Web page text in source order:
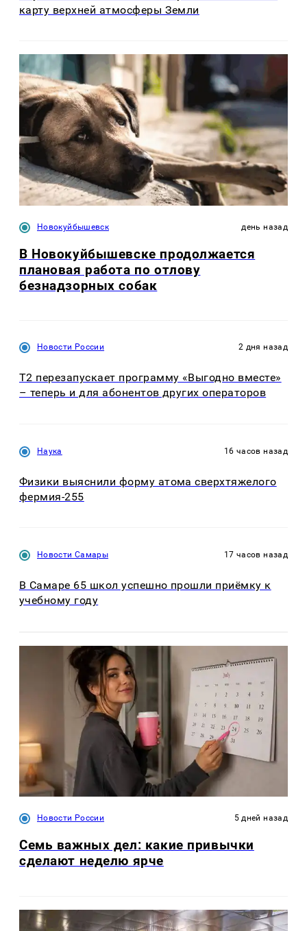
карту верхней атмосферы Земли
Новокуйбышевск день назад
В Новокуйбышевске продолжается
плановая работа по отлову
безнадзорных собак
Новости России 2 дня назад
Т2 перезапускает программу «Выгодно вместе»
– теперь и для абонентов других операторов
Наука 16 часов назад
Физики выяснили форму атома сверхтяжелого
фермия-255
Новости Самары 17 часов назад
В Самаре 65 школ успешно прошли приёмку к
учебному году
Новости России 5 дней назад
Семь важных дел: какие привычки
сделают неделю ярче